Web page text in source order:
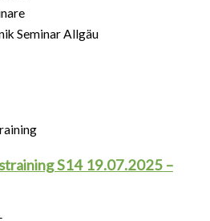
Seminar Allgäu
S14 19.07.2025 –